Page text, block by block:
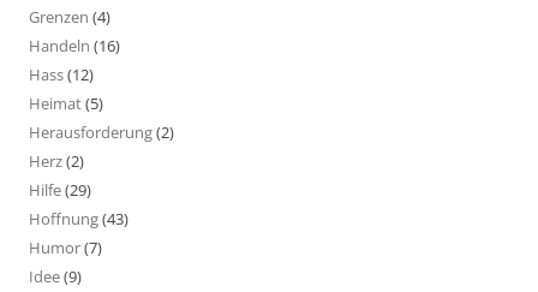
Grenzen (4)
Handeln (16)
Hass(12)
Heimat(5)
Herausforderung(2)
Herz(2)
Hilfe(29)
Hoffnung(43)
Humor(7)
Idee(9)